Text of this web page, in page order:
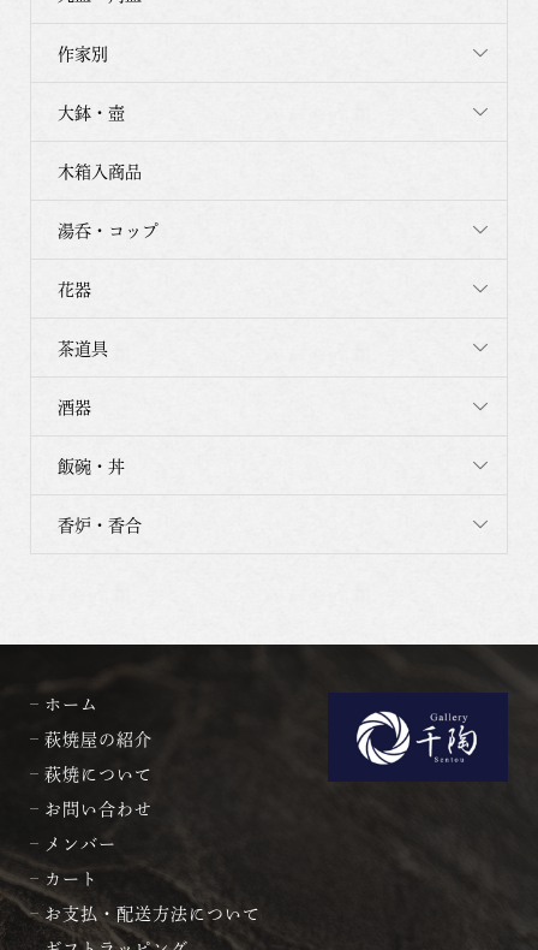
作家別
大鉢・壺
木箱入商品
湯呑・コップ
花器
茶道具
酒器
飯碗・丼
香炉・香合
ホーム
萩焼屋の紹介
萩焼について
お問い合わせ
メンバー
カート
お支払・配送方法について